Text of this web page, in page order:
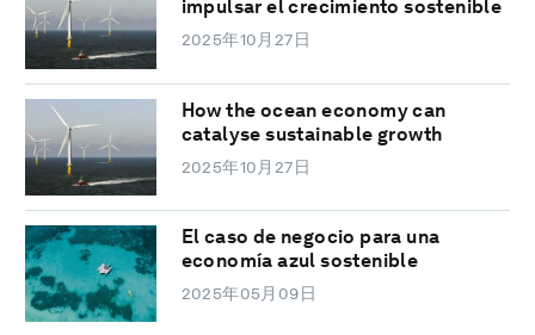
impulsar el crecimiento sostenible
2025年10月27日
How the ocean economy can
catalyse sustainable growth
2025年10月27日
El caso de negocio para una
economía azul sostenible
2025年05月09日